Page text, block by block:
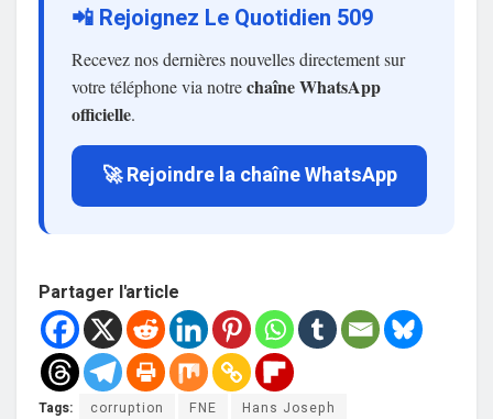
📲 Rejoignez Le Quotidien 509
Recevez nos dernières nouvelles directement sur
votre téléphone via notrechaîne WhatsApp
officielle.
🚀 Rejoindre la chaîne WhatsApp
Partager l'article
Tags: corruption FNE
Hans Joseph